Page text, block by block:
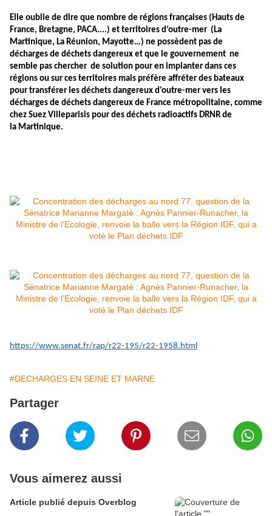
Elle oublie de dire que nombre de régions françaises (Hauts de
France, Bretagne, PACA....) et territoires d’outre-mer (La
Martinique, La Réunion, Mayotte…) ne possèdent pas de
décharges de déchets dangereux et que le gouvernement ne
semble pas chercher de solution pour en implanter dans ces
régions ou sur ces territoires mais préfère affréter des bateaux
pour transférer les déchets dangereux d'outre-mer vers les
décharges de déchets dangereux de France métropolitaine, comme
chez Suez Villeparisis pour des déchets radioactifs DRNR de
la Martinique.
https://www.senat.fr/rap/r22-195/r22-1958.html
#DECHARGES EN SEINE ET MARNE
Partager
Vous aimerez aussi
Article publié depuis Overblog